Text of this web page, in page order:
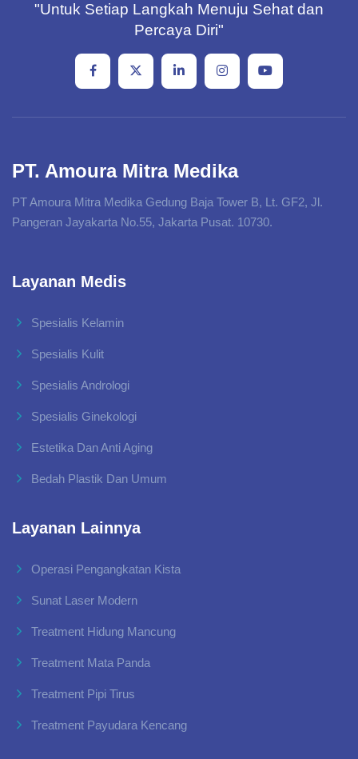
"Untuk Setiap Langkah Menuju Sehat dan
Percaya Diri"
PT. Amoura Mitra Medika
PT Amoura Mitra Medika Gedung Baja Tower B, Lt. GF2, Jl.
Pangeran Jayakarta No.55, Jakarta Pusat. 10730.
Layanan Medis
Spesialis Kelamin
Spesialis Kulit
Spesialis Andrologi
Spesialis Ginekologi
Estetika Dan Anti Aging
Bedah Plastik Dan Umum
Layanan Lainnya
Operasi Pengangkatan Kista
Sunat Laser Modern
Treatment Hidung Mancung
Treatment Mata Panda
Treatment Pipi Tirus
Treatment Payudara Kencang